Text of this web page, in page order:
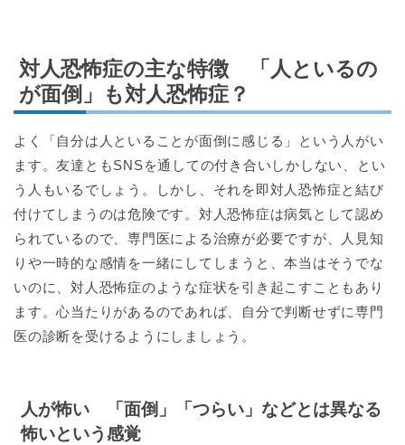
対人恐怖症の主な特徴 「人といるの
が面倒」も対人恐怖症？
よく「自分は人といることが面倒に感じる」という人がい
ます。友達ともSNSを通しての付き合いしかしない、とい
う人もいるでしょう。しかし、それを即対人恐怖症と結び
付けてしまうのは危険です。対人恐怖症は病気として認め
られているので、専門医による治療が必要ですが、人見知
りや一時的な感情を一緒にしてしまうと、本当はそうでな
いのに、対人恐怖症のような症状を引き起こすこともあり
ます。心当たりがあるのであれば、自分で判断せずに専門
医の診断を受けるようにしましょう。
人が怖い 「面倒」「つらい」などとは異なる
怖いという感覚